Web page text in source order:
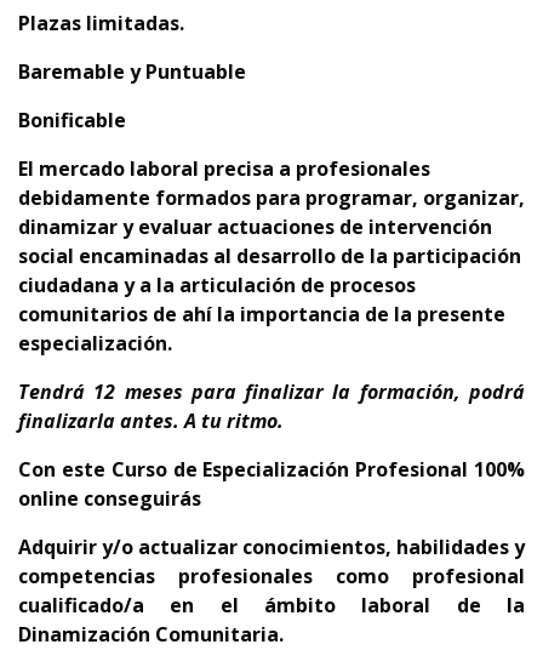
Plazas limitadas.
Baremable y Puntuable
Bonificable
El mercado laboral precisa a profesionales
debidamente formados para programar, organizar,
dinamizar y evaluar actuaciones de intervención
social encaminadas al desarrollo de la participación
ciudadana y a la articulación de procesos
comunitarios de ahí la importancia de la presente
especialización.
Tendrá 12 meses para finalizar la formación, podrá
finalizarla antes.A tu ritmo.
Con este Curso de Especialización Profesional 100%
online conseguirás
Adquirir y/o actualizar conocimientos, habilidades y
competencias profesionales como profesional
cualificado/a en el ámbito laboral de la
Dinamización Comunitaria.